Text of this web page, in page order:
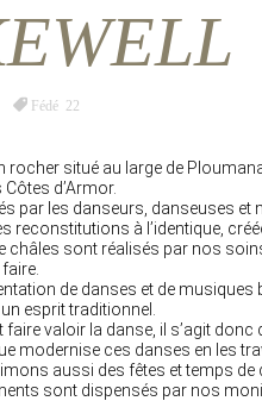
Fédé 22
rocher situé au large de
d’Armor.
par les danseurs, danseuses
reconstitutions à l’identique,
châles sont réalisés par nos
de danses et de musiques
esprit traditionnel.
valoir la danse, il s’agit
modernise ces danses en les
aussi des fêtes et temps de
sont dispensés par nos